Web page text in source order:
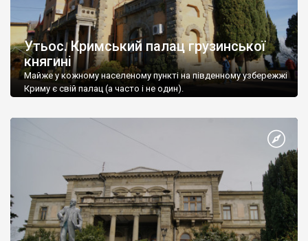
Утьос. Кримський палац грузинської
княгині
Майже у кожному населеному пункті на південному узбережжі
Криму є свій палац (а часто і не один).